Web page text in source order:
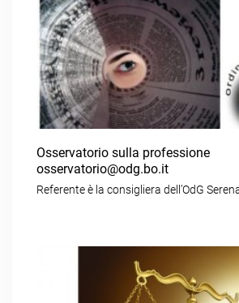
Osservatorio sulla professione
osservatorio@odg.bo.it
Referente è la consigliera dell’OdG